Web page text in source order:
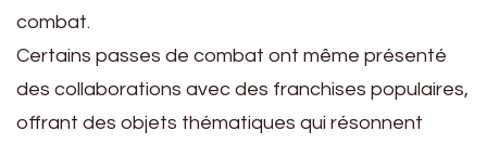
combat.
Certains passes de combat ont même présenté
des collaborations avec des franchises populaires,
offrant des objets thématiques qui résonnent